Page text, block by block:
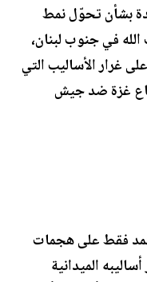
بشأن تحوّل نمط
في جنوب لبنان،
غرار الأساليب التي
غزة ضد جيش
فقط على هجمات
الميدانية